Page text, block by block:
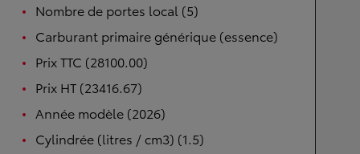
Nombre de portes local (5)
Carburant primaire générique (essence)
Prix TTC (28100.00)
Prix HT (23416.67)
Année modèle (2026)
Cylindrée (litres / cm3) (1.5)